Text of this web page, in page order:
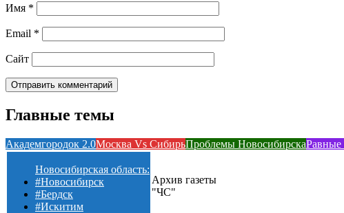
Имя *
Email *
Сайт
Главные темы
Академгородок 2.0Москва Vs СибирьПроблемы НовосибирскаРавные
Новосибирская область:
#Новосибирск
#Бердск
#Искитим
Архив газеты
"ЧС"